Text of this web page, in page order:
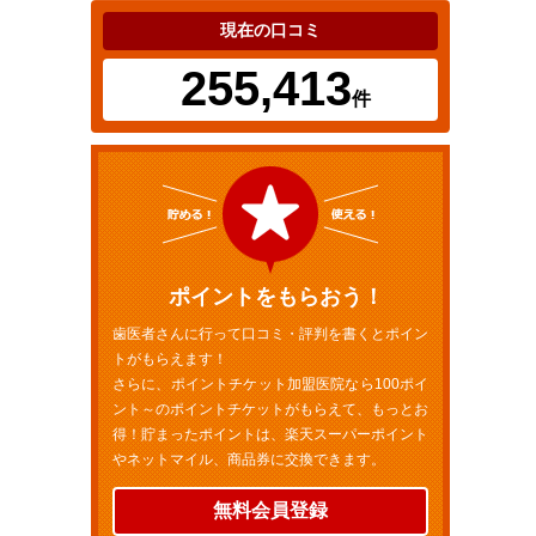
現在の口コミ
255,413件
ポイントをもらおう！
歯医者さんに行って口コミ・評判を書くとポイン
トがもらえます！
さらに、ポイントチケット加盟医院なら100ポイ
ント～のポイントチケットがもらえて、もっとお
得！貯まったポイントは、楽天スーパーポイント
やネットマイル、商品券に交換できます。
無料会員登録